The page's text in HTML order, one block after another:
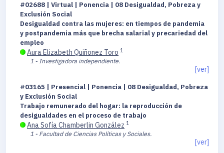
#02688 | Virtual | Ponencia | 08 Desigualdad, Pobreza y
Exclusión Social
Desigualdad contra las mujeres: en tiempos de pandemia
y postpandemia más que brecha salarial y precariedad del
empleo
Aura Elizabeth Quiñonez Toro 1
1 - Investigadora independiente.
[ver]
#03165 | Presencial | Ponencia | 08 Desigualdad, Pobreza
y Exclusión Social
Trabajo remunerado del hogar: la reproducción de
desigualdades en el proceso de trabajo
Ana Sofía Chamberlin González 1
1 - Facultad de Ciencias Políticas y Sociales.
[ver]